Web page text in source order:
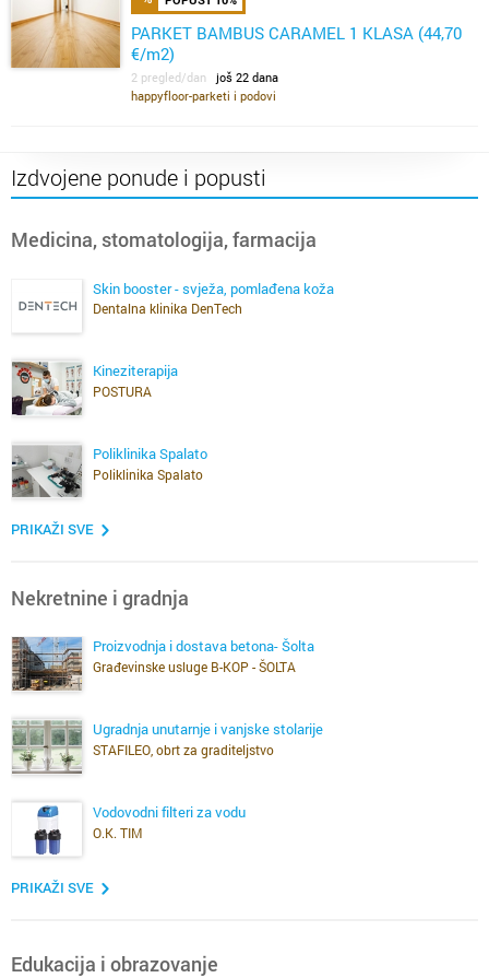
PARKET BAMBUS CARAMEL 1 KLASA (44,70
€/m2)
2 pregled/dan još 22 dana
happyfloor-parketi i podovi
Izdvojene ponude i popusti
Medicina, stomatologija, farmacija
Skin booster - svježa, pomlađena koža
Dentalna klinika DenTech
Kineziterapija
POSTURA
Poliklinika Spalato
Poliklinika Spalato
PRIKAŽI SVE
Nekretnine i gradnja
Proizvodnja i dostava betona- Šolta
Građevinske usluge B-KOP - ŠOLTA
Ugradnja unutarnje i vanjske stolarije
STAFILEO, obrt za graditeljstvo
Vodovodni filteri za vodu
O.K. TIM
PRIKAŽI SVE
Edukacija i obrazovanje